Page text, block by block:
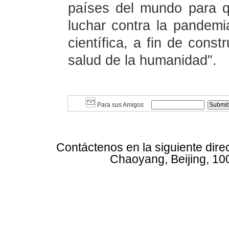
países del mundo para
luchar contra la
científica, a fin de
salud de la humanidad".
Para sus Amigos
Contáctenos en la siguiente
Chaoyang, Beijing,